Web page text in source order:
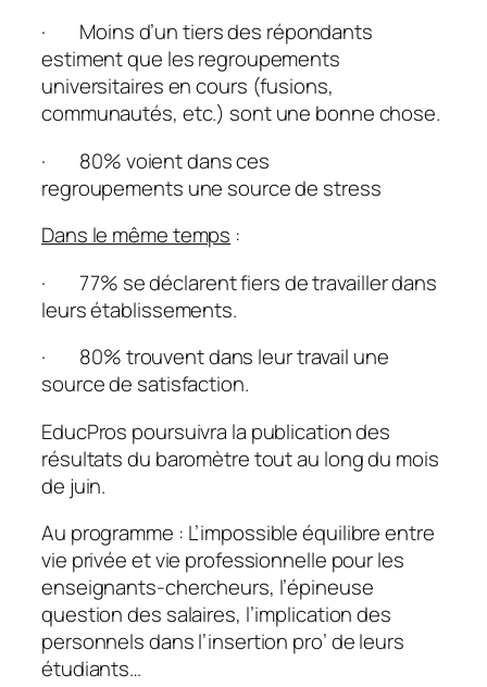
· Moins d’un tiers des répondants
estiment que les regroupements
universitaires en cours (fusions,
communautés, etc.) sont une bonne chose.
· 80% voient dans ces
regroupements une source de stress
Dans le même temps :
· 77% se déclarent fiers de travailler dans
leurs établissements.
· 80% trouvent dans leur travail une
source de satisfaction.
EducPros poursuivra la publication des
résultats du baromètre tout au long du mois
de juin.
Au programme : L’impossible équilibre entre
vie privée et vie professionnelle pour les
enseignants-chercheurs, l’épineuse
question des salaires, l’implication des
personnels dans l’insertion pro’ de leurs
étudiants…